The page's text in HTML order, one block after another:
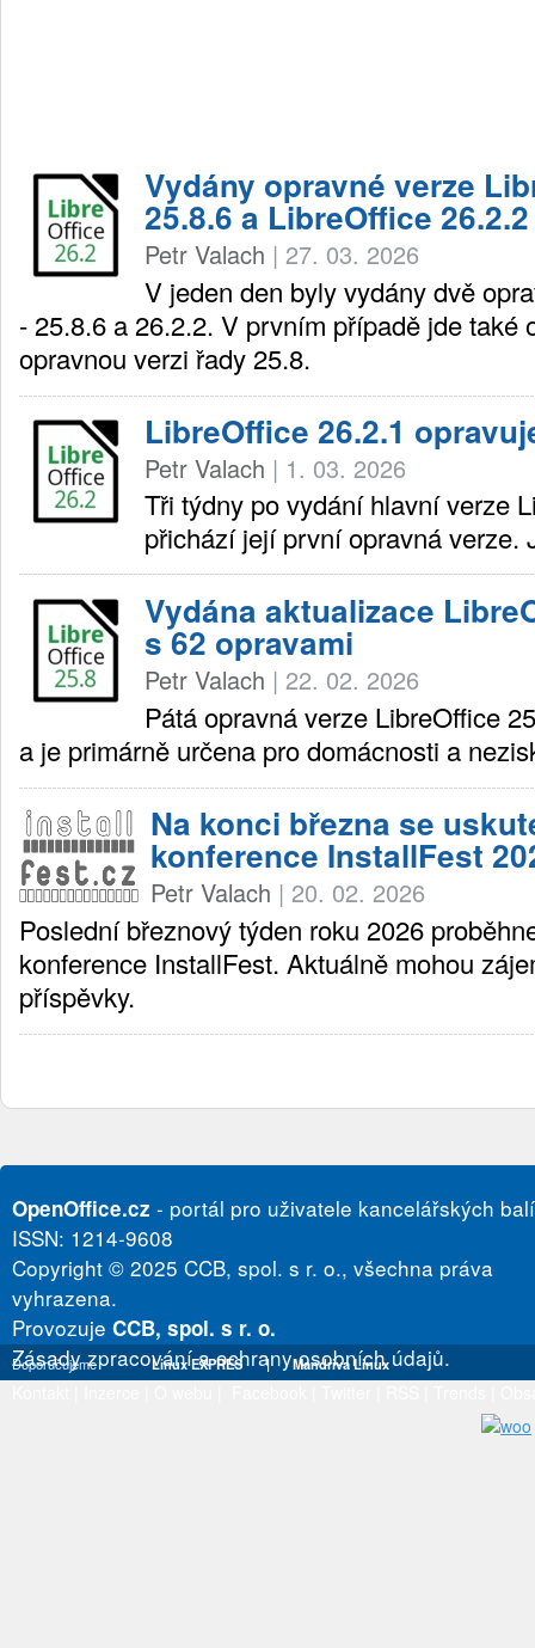
Vydány opravné verze
25.8.6 a LibreOffice 26.2.2
Petr Valach | 27. 03. 2026
V jeden den byly vydány dvě
- 25.8.6 a 26.2.2. V prvním případě jde také
opravnou verzi řady 25.8.
LibreOffice 26.2.1
Petr Valach | 1. 03. 2026
Tři týdny po vydání hlavní verze
přichází její první opravná
Vydána aktualizace
s 62 opravami
Petr Valach | 22. 02. 2026
Pátá opravná verze LibreOffice
a je primárně určena pro domácnosti a
Na konci března se
konference InstallFest
Petr Valach | 20. 02. 2026
Poslední březnový týden roku 2026
konference InstallFest. Aktuálně mohou
příspěvky.
OpenOffice.cz - portál pro uživatele kancelářských
ISSN: 1214-9608
Copyright © 2025 CCB, spol. s r. o., všechna práva
vyhrazena.
Provozuje CCB, spol. s r. o.
Zásady zpracování a ochrany osobních údajů.
Doporučujeme Linux EXPRES | Mandriva Linux